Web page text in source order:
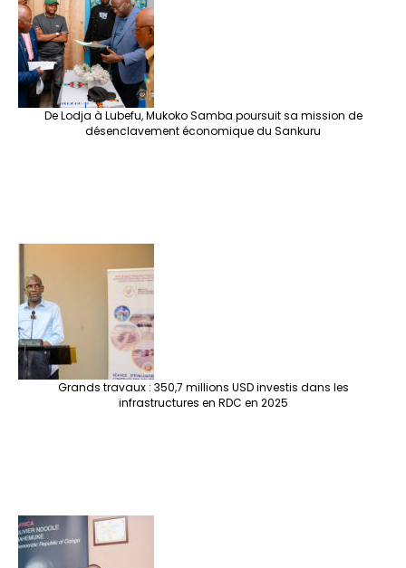
De Lodja à Lubefu, Mukoko Samba poursuit sa mission de
désenclavement économique du Sankuru
Grands travaux : 350,7 millions USD investis dans les
infrastructures en RDC en 2025